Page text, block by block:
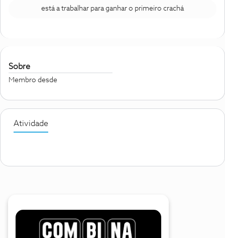
está a trabalhar para ganhar o primeiro crachá
Sobre
Membro desde
Atividade